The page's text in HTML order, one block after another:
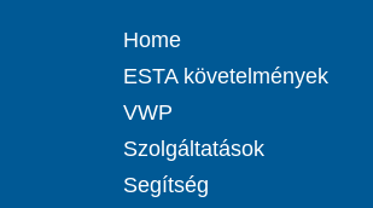
Home
ESTA követelmények
VWP
Szolgáltatások
Segítség